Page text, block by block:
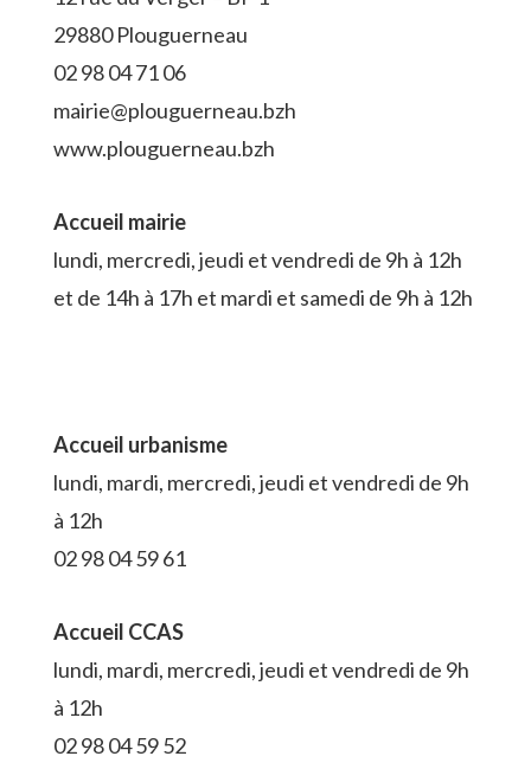
29880 Plouguerneau
02 98 04 71 06
mairie@plouguerneau.bzh
www.plouguerneau.bzh
Accueil mairie
lundi, mercredi, jeudi et vendredi de 9h à 12h
et de 14h à 17h et mardi et samedi de 9h à 12h
Accueil urbanisme
lundi, mardi, mercredi, jeudi et vendredi de 9h
à 12h
02 98 04 59 61
Accueil CCAS
lundi, mardi, mercredi, jeudi et vendredi de 9h
à 12h
02 98 04 59 52